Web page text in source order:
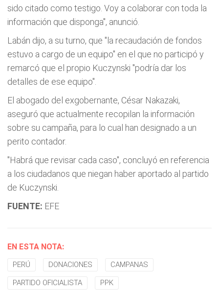
sido citado como testigo. Voy a colaborar con toda la
información que disponga", anunció.
Labán dijo, a su turno, que "la recaudación de fondos
estuvo a cargo de un equipo" en el que no participó y
remarcó que el propio Kuczynski "podría dar los
detalles de ese equipo".
El abogado del exgobernante, César Nakazaki,
aseguró que actualmente recopilan la información
sobre su campaña, para lo cual han designado a un
perito contador.
"Habrá que revisar cada caso", concluyó en referencia
a los ciudadanos que niegan haber aportado al partido
de Kuczynski.
FUENTE: EFE
EN ESTA NOTA:
PERÚ DONACIONES CAMPANAS
PARTIDO OFICIALISTA PPK